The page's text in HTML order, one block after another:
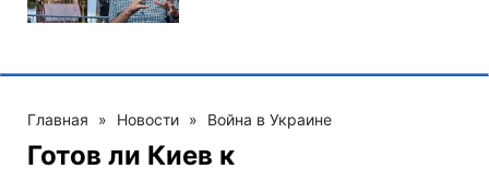
Главная » Новости » Война в Украине
Готов ли Киев к